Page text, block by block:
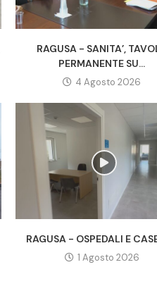
RAGUSA - SANITA’,
PERMANENTE SU...
4 Agosto 2026
RAGUSA - OSPEDALI E
1 Agosto 2026